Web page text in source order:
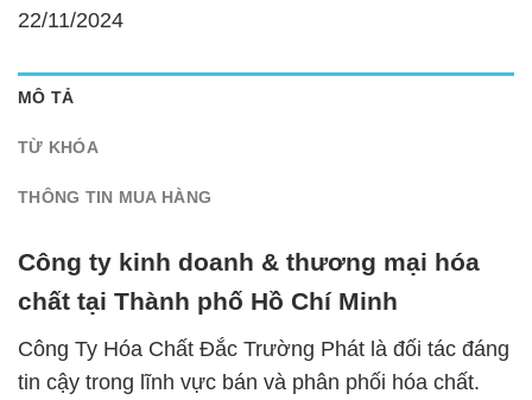
22/11/2024
MÔ TẢ
TỪ KHÓA
THÔNG TIN MUA HÀNG
Công ty kinh doanh & thương mại hóa
chất tại Thành phố Hồ Chí Minh
Công Ty Hóa Chất Đắc Trường Phát là đối tác đáng
tin cậy trong lĩnh vực bán và phân phối hóa chất.